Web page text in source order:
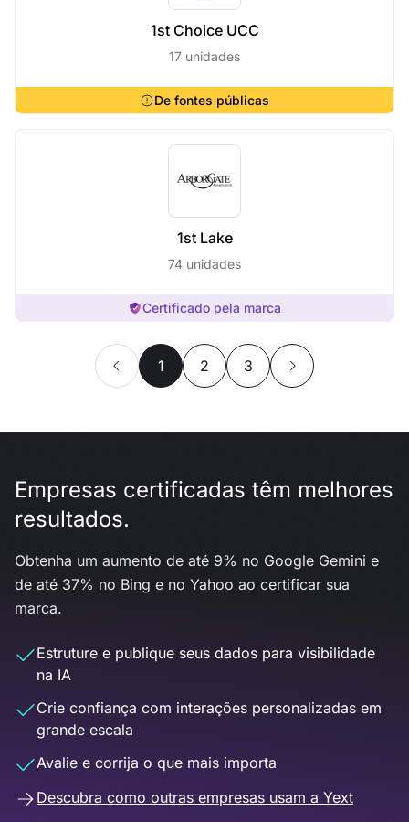
1st Choice UCC
17 unidades
De fontes públicas
1st Lake
74 unidades
Certificado pela marca
1 2 3
Empresas certificadas têm melhores
resultados.
Obtenha um aumento de até 9% no Google Gemini e
de até 37% no Bing e no Yahoo ao certificar sua
marca.
Estruture e publique seus dados para visibilidade
na IA
Crie confiança com interações personalizadas em
grande escala
Avalie e corrija o que mais importa
Descubra como outras empresas usam a Yext